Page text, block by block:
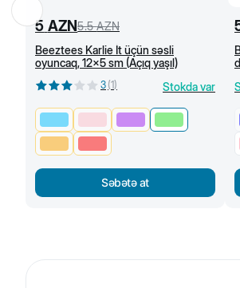
5 AZN5.5 AZN
Beeztees Karlie İt üçün səsli
oyuncaq, 12x5 sm (Açıq yaşıl)
3 (1) Stokda var
Səbətə at